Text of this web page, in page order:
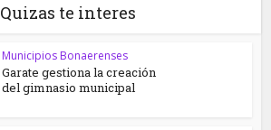
Quizas te interes
Municipios Bonaerenses
Garate gestiona la creación
del gimnasio municipal